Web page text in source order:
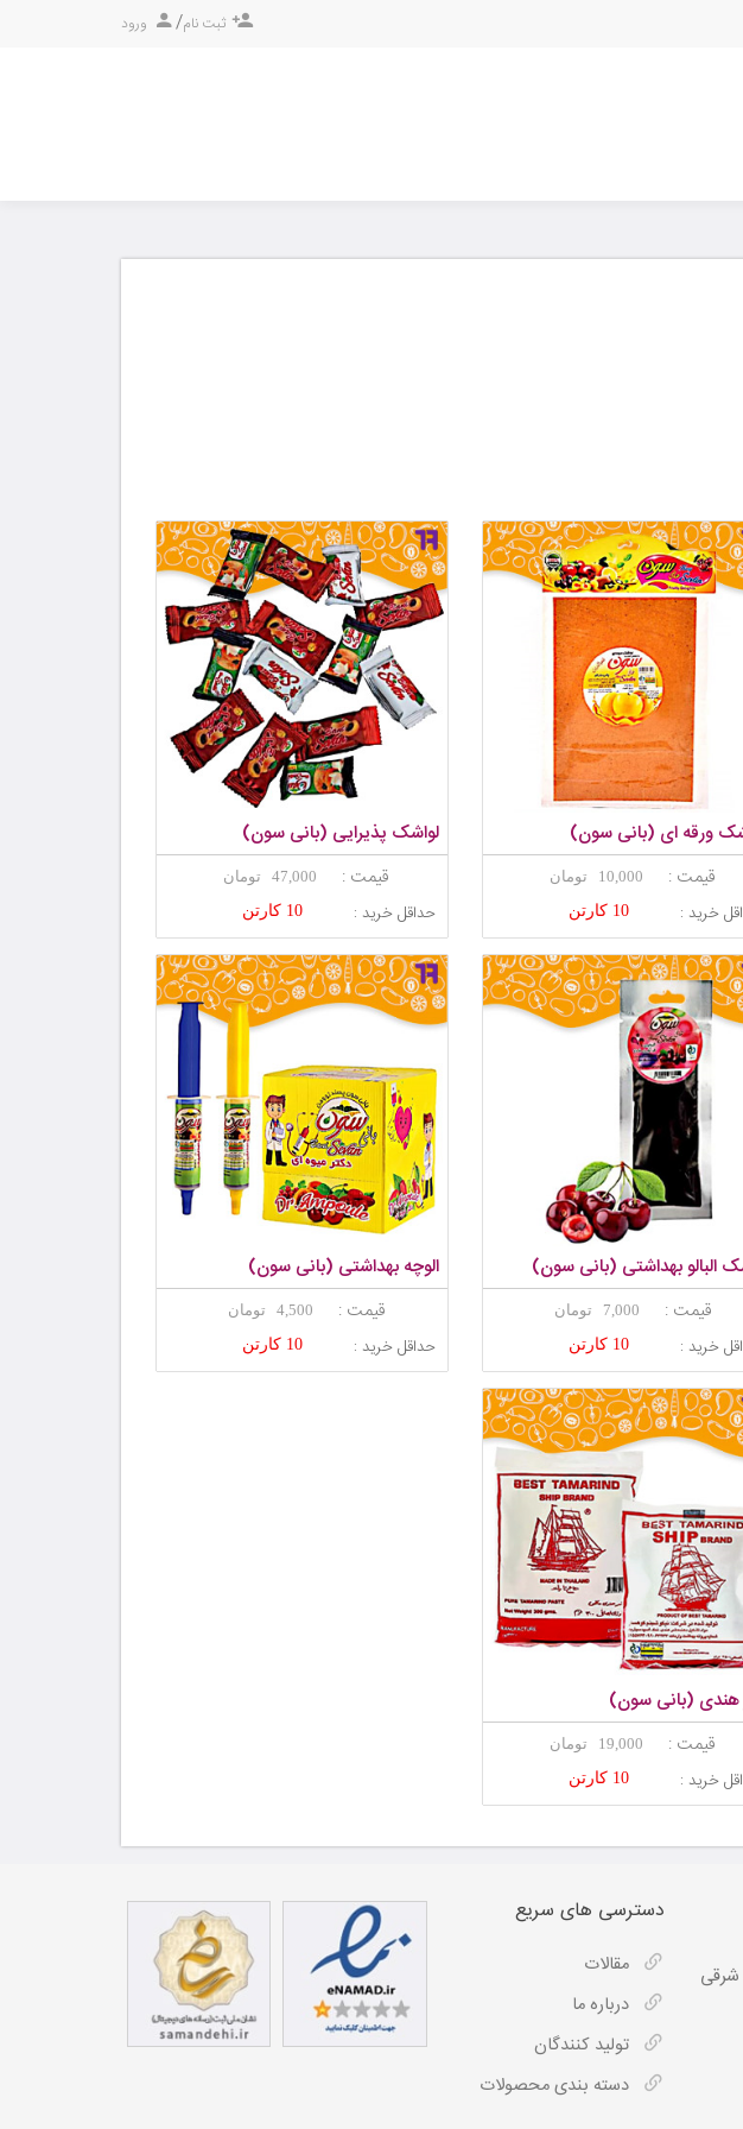
ثبت نام/ ورود
ورقه ای (بانی سون)
قیمت : 10,000 تومان
خرید : 10 کارتن
لواشک پذیرایی (بانی سون)
قیمت : 47,000 تومان
حداقل خرید : 10 کارتن
البالو بهداشتی (بانی سون)
قیمت : 7,000 تومان
خرید : 10 کارتن
الوچه بهداشتی (بانی سون)
قیمت : 4,500 تومان
حداقل خرید : 10 کارتن
هندی (بانی سون)
قیمت : 19,000 تومان
خرید : 10 کارتن
شرقی
دسترسی های سریع
مقالات
درباره ما
تولید کنندگان
دسته بندی محصولات